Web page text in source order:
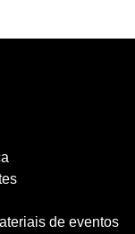
de eventos